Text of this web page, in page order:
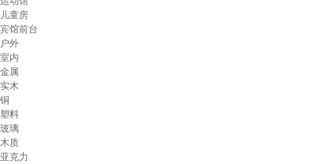
儿童房
宾馆前台
户外
室内
金属
实木
铜
塑料
玻璃
木质
亚克力